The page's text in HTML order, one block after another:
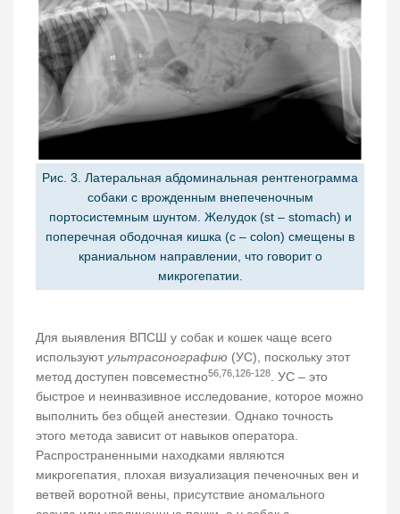
Рис. 3. Латеральная абдоминальная рентгенограмма
собаки с врожденным внепеченочным
портосистемным шунтом. Желудок (st – stomach) и
поперечная ободочная кишка (c – colon) смещены в
краниальном направлении, что говорит о
микрогепатии.
Для выявления ВПСШ у собак и кошек чаще всего
используют ультрасонографию (УС), поскольку этот
метод доступен повсеместно56,76,126-128. УС – это
быстрое и неинвазивное исследование, которое можно
выполнить без общей анестезии. Однако точность
этого метода зависит от навыков оператора.
Распространенными находками являются
микрогепатия, плохая визуализация печеночных вен и
ветвей воротной вены, присутствие аномального